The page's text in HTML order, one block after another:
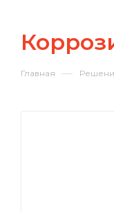
Главная —